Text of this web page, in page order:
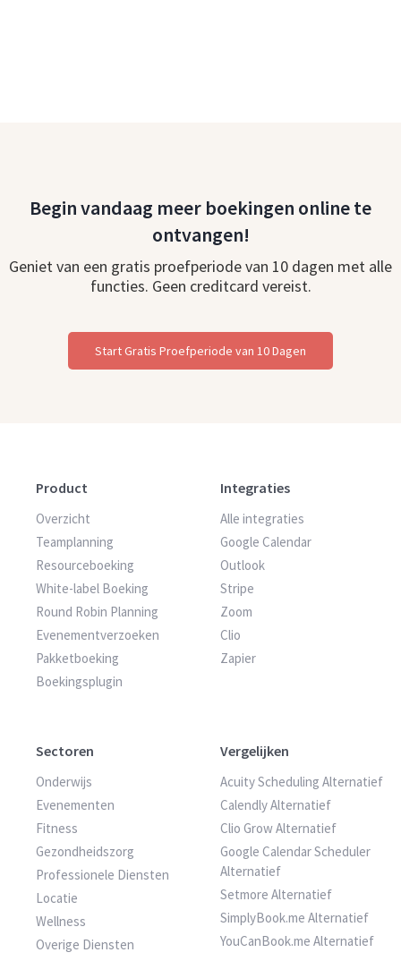
Begin vandaag meer boekingen online te
ontvangen!
Geniet van een gratis proefperiode van 10 dagen met alle
functies. Geen creditcard vereist.
Start Gratis Proefperiode van 10 Dagen
Product
Overzicht
Teamplanning
Resourceboeking
White-label Boeking
Round Robin Planning
Evenementverzoeken
Pakketboeking
Boekingsplugin
Integraties
Alle integraties
Google Calendar
Outlook
Stripe
Zoom
Clio
Zapier
Sectoren
Onderwijs
Evenementen
Fitness
Gezondheidszorg
Professionele Diensten
Locatie
Wellness
Overige Diensten
Vergelijken
Acuity Scheduling Alternatief
Calendly Alternatief
Clio Grow Alternatief
Google Calendar Scheduler
Alternatief
Setmore Alternatief
SimplyBook.me Alternatief
YouCanBook.me Alternatief